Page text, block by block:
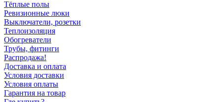
Тёплые полы
Ревизионные люки
Выключатели, розетки
Теплоизоляция
Обогреватели
Трубы, фитинги
Распродажа!
Доставка и оплата
Условия доставки
Условия оплаты
Гарантия на товар